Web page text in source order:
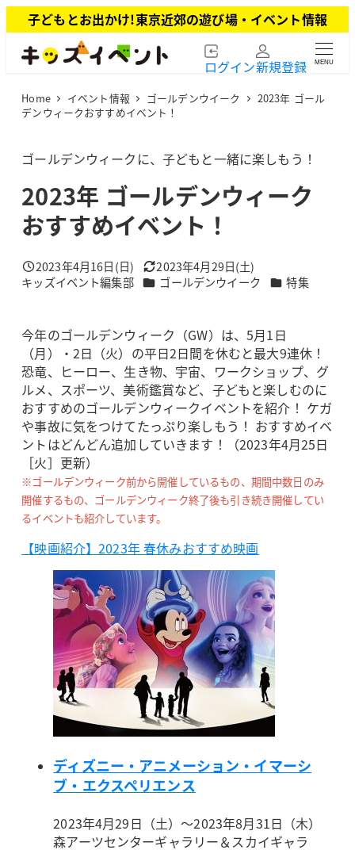
イ
子どもとお出かけ!東京近郊の遊び場・イベント情報
ログイン新規登録 MENU
Home イベント情報 ゴールデンウイーク
2023年 ゴール
デンウィークおすすめイベント！
ゴールデンウィークに、子どもと一緒に楽しもう！
2023年 ゴールデンウィーク
おすすめイベント！
投稿日
2023年4月16日(日) 更新日
2023年4月29日(土)
著
キッズイベント編集部 カテゴリー
ゴールデンウイーク カテゴリー
特集
今年のゴールデンウィーク（GW）は、5月1日
（月）・2日（火）の平日2日間を休むと最大9連休！
恐竜、ヒーロー、生き物、宇宙、ワークショップ、グ
ルメ、スポーツ、美術鑑賞など、子どもと楽しむのに
おすすめのゴールデンウィークイベントを紹介！ ケガ
や事故に気をつけてたっぷり楽しもう！ おすすめイベ
ントはどんどん追加していきます！（2023年4月25日
［火］更新）
※ゴールデンウィーク前から開催しているもの、期間中数日のみ
開催するもの、ゴールデンウィーク終了後も引き続き開催してい
るイベントも紹介しています。
【映画紹介】2023年 春休みおすすめ映画
ディズニー・アニメーション・イマーシ
ブ・エクスペリエンス
2023年4月29日（土）～2023年8月31日（木）
森アーツセンターギャラリー＆スカイギャラ